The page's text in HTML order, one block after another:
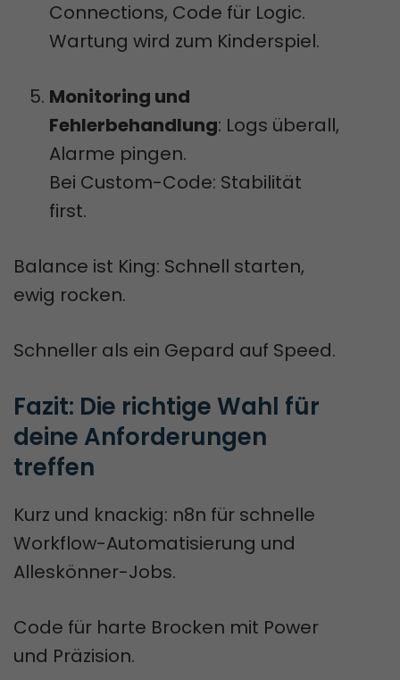
Connections, Code für Logic.
Wartung wird zum Kinderspiel.
Monitoring und
Fehlerbehandlung: Logs überall,
Alarme pingen.
Bei Custom-Code: Stabilität
first.
Balance ist King: Schnell starten,
ewig rocken.
Schneller als ein Gepard auf Speed.
Fazit: Die richtige Wahl für
deine Anforderungen
treffen
Kurz und knackig: n8n für schnelle
Workflow-Automatisierung und
Alleskönner-Jobs.
Code für harte Brocken mit Power
und Präzision.